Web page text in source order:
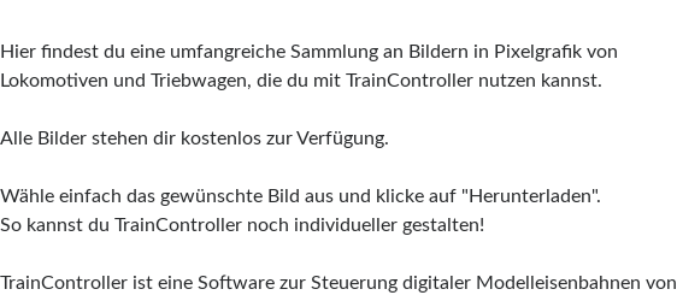
Hier findest du eine umfangreiche Sammlung an Bildern in Pixelgrafik von
Lokomotiven und Triebwagen, die du mit TrainController nutzen kannst.
Alle Bilder stehen dir kostenlos zur Verfügung.
Wähle einfach das gewünschte Bild aus und klicke auf "Herunterladen".
So kannst du TrainController noch individueller gestalten!
TrainController ist eine Software zur Steuerung digitaler Modelleisenbahnen von